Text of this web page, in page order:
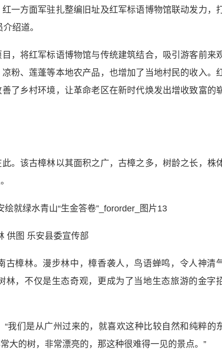
一方面军驻扎整编旧址及红军标语博物馆联动发力，
绍道。
将红军标语博物馆与传统建筑结合，吸引游客前来
粉、莲蓬等本地农产品，也增加了当地村民的收入。
了乡村环境，让革命老区在新时代焕发出增收致富的
该古樟林以其面积之广，古樟之多，树龄之长，株
供图 乐安县委宣传部
樟林。漫步林中，樟香袭人，鸟语蝉鸣，令人神清
林，不仅是生态奇观，更成为了当地生态旅游的金字
们是从广州过来的，就喜欢这种比较自然和纯粹的
大的树，非常漂亮的，那这种很难得一见的景点。”